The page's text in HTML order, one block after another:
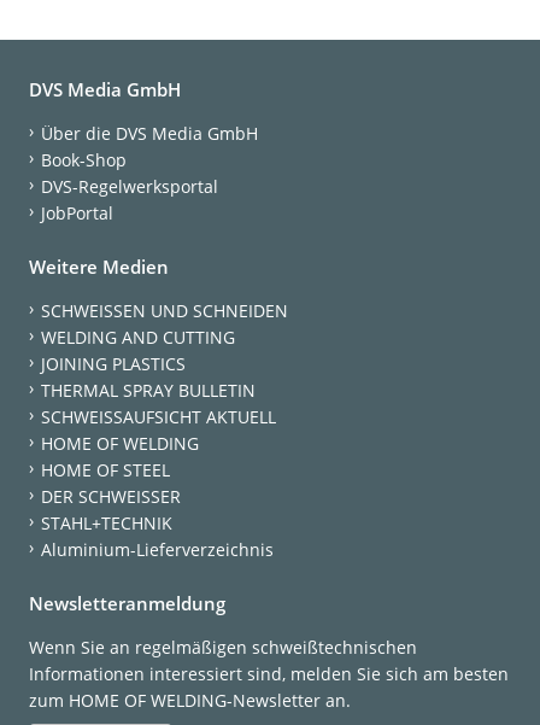
DVS Media GmbH
Über die DVS Media GmbH
Book-Shop
DVS-Regelwerksportal
JobPortal
Weitere Medien
SCHWEISSEN UND SCHNEIDEN
WELDING AND CUTTING
JOINING PLASTICS
THERMAL SPRAY BULLETIN
SCHWEISSAUFSICHT AKTUELL
HOME OF WELDING
HOME OF STEEL
DER SCHWEISSER
STAHL+TECHNIK
Aluminium-Lieferverzeichnis
Newsletteranmeldung
Wenn Sie an regelmäßigen schweißtechnischen
Informationen interessiert sind, melden Sie sich am besten
zum HOME OF WELDING-Newsletter an.